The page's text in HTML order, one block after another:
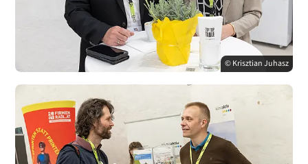
© Krisztian Juhasz